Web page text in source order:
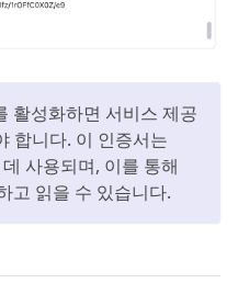
활성화하면 서비스 제공
합니다. 이 인증서는
사용되며, 이를 통해
고 읽을 수 있습니다.